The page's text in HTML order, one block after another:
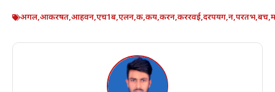
अगल,आकरषत,आहवन,एच1ब,एलन,क,कय,करन,कररवई,दरपयग,न,परतभ,बच,